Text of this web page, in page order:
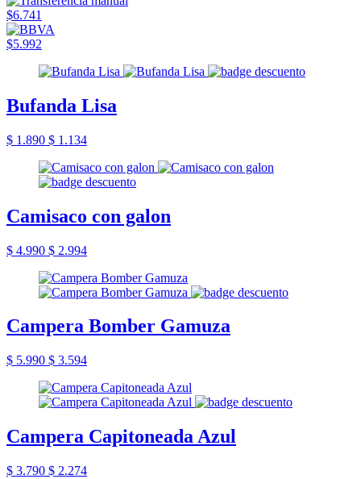
$6.741
$5.992
Bufanda Lisa
$ 1.890 $ 1.134
Camisaco con galon
$ 4.990 $ 2.994
Campera Bomber Gamuza
$ 5.990 $ 3.594
Campera Capitoneada Azul
$ 3.790 $ 2.274